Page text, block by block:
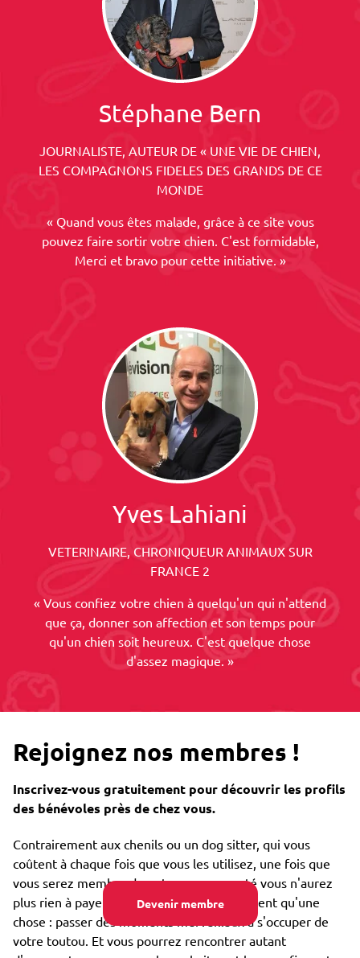
Devenir membre
Stéphane Bern
JOURNALISTE, AUTEUR DE « UNE VIE DE CHIEN,
LES COMPAGNONS FIDELES DES GRANDS DE CE
MONDE
« Quand vous êtes malade, grâce à ce site vous
pouvez faire sortir votre chien. C'est formidable,
Merci et bravo pour cette initiative. »
Yves Lahiani
VETERINAIRE, CHRONIQUEUR ANIMAUX SUR
FRANCE 2
« Vous confiez votre chien à quelqu'un qui n'attend
que ça, donner son affection et son temps pour
qu'un chien soit heureux. C'est quelque chose
d'assez magique. »
Rejoignez nos membres !
Inscrivez-vous gratuitement pour découvrir les profils
des bénévoles près de chez vous.
Contrairement aux chenils ou un dog sitter, qui vous
coûtent à chaque fois que vous les utilisez, une fois que
vous serez membre de notre communauté vous n'aurez
plus rien à payer. Nos emprunteurs ne veulent qu'une
chose : passer des moments merveilleux à s'occuper de
votre toutou. Et vous pourrez rencontrer autant